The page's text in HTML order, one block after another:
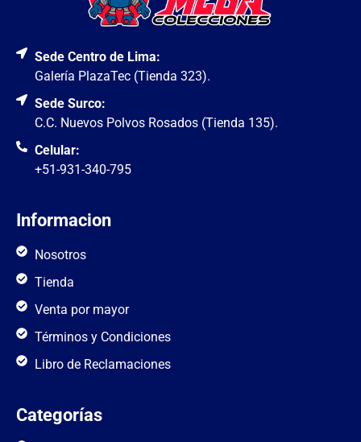
Sede Centro de Lima:
Galería PlazaTec (Tienda 323).
Sede Surco:
C.C. Nuevos Polvos Rosados (Tienda 135).
Celular:
+51-931-340-795
Informacion
Nosotros
Tienda
Venta por mayor
Términos y Condiciones
Libro de Reclamaciones
Categorías